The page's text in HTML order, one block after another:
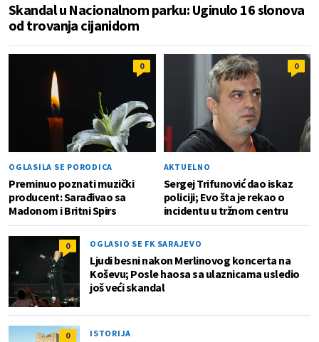
Skandal u Nacionalnom parku: Uginulo 16 slonova
od trovanja cijanidom
0
OGLASILA SE PORODICA
Preminuo poznati muzički
producent: Sarađivao sa
Madonom i Britni Spirs
0
AKTUELNO
Sergej Trifunović dao iskaz
policiji; Evo šta je rekao o
incidentu u tržnom centru
0 OGLASIO SE FK SARAJEVO
Ljudi besni nakon Merlinovog koncerta na
Koševu; Posle haosa sa ulaznicama usledio
još veći skandal
0 ISTORIJA